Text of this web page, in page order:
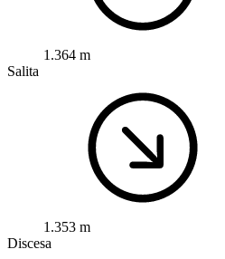
1.364 m
Salita
1.353 m
Discesa